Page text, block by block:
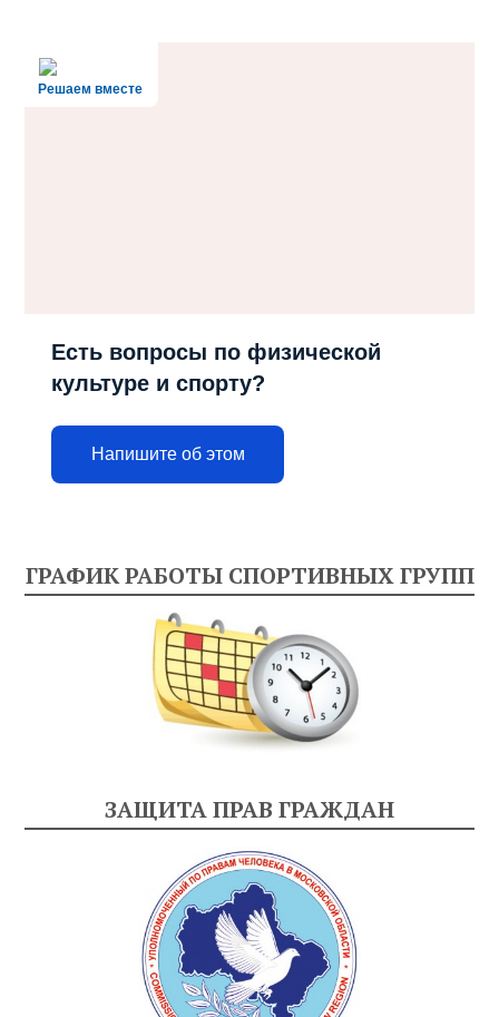
Решаем вместе
Есть вопросы по физической
культуре и спорту?
Напишите об этом
ГРАФИК РАБОТЫ СПОРТИВНЫХ ГРУПП
ЗАЩИТА ПРАВ ГРАЖДАН